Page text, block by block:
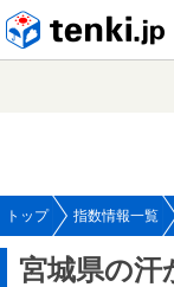
トップ 指数情報一覧
宮城県の汗